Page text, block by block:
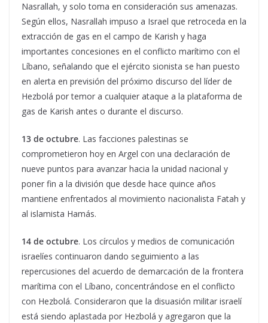
Nasrallah, y solo toma en consideración sus amenazas.
Según ellos, Nasrallah impuso a Israel que retroceda en la
extracción de gas en el campo de Karish y haga
importantes concesiones en el conflicto marítimo con el
Líbano, señalando que el ejército sionista se han puesto
en alerta en previsión del próximo discurso del líder de
Hezbolá por temor a cualquier ataque a la plataforma de
gas de Karish antes o durante el discurso.
13 de octubre. Las facciones palestinas se
comprometieron hoy en Argel con una declaración de
nueve puntos para avanzar hacia la unidad nacional y
poner fin a la división que desde hace quince años
mantiene enfrentados al movimiento nacionalista Fatah y
al islamista Hamás.
14 de octubre. Los círculos y medios de comunicación
israelíes continuaron dando seguimiento a las
repercusiones del acuerdo de demarcación de la frontera
marítima con el Líbano, concentrándose en el conflicto
con Hezbolá. Consideraron que la disuasión militar israelí
está siendo aplastada por Hezbolá y agregaron que la